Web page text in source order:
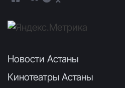
Новости Астаны
Кинотеатры Астаны